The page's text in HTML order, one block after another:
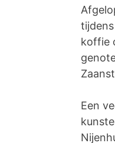
koffie
Een